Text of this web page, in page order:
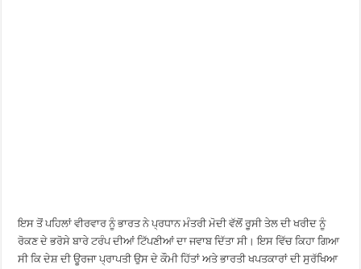
ਇਸ ਤੋਂ ਪਹਿਲਾਂ ਵੀਰਵਾਰ ਨੂੰ ਭਾਰਤ ਨੇ ਪ੍ਰਧਾਨ ਮੰਤਰੀ ਮੋਦੀ ਵੱਲੋਂ ਰੂਸੀ ਤੇਲ ਦੀ ਖਰੀਦ ਨੂੰ
ਰੋਕਣ ਦੇ ਭਰੋਸੇ ਬਾਰੇ ਟਰੰਪ ਦੀਆਂ ਟਿੱਪਣੀਆਂ ਦਾ ਜਵਾਬ ਦਿੱਤਾ ਸੀ। ਇਸ ਵਿੱਚ ਕਿਹਾ ਗਿਆ
ਸੀ ਕਿ ਦੇਸ਼ ਦੀ ਊਰਜਾ ਪ੍ਰਾਪਤੀ ਉਸ ਦੇ ਕੌਮੀ ਹਿੱਤਾਂ ਅਤੇ ਭਾਰਤੀ ਖਪਤਕਾਰਾਂ ਦੀ ਸੁਰੱਖਿਆ